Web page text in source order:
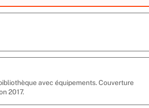
avec équipements. Couverture
2017.